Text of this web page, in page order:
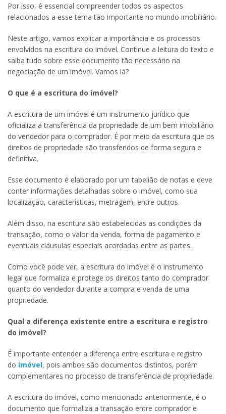
Por isso, é essencial compreender todos os aspectos
relacionados a esse tema tão importante no mundo imobiliário.
Neste artigo, vamos explicar a importância e os processos
envolvidos na escritura do imóvel. Continue a leitura do texto e
saiba tudo sobre esse documento tão necessário na
negociação de um imóvel. Vamos lá?
O que é a escritura do imóvel?
A escritura de um imóvel é um instrumento jurídico que
oficializa a transferência da propriedade de um bem imobiliário
do vendedor para o comprador. É por meio da escritura que os
direitos de propriedade são transferidos de forma segura e
definitiva.
Esse documento é elaborado por um tabelião de notas e deve
conter informações detalhadas sobre o imóvel, como sua
localização, características, metragem, entre outros.
Além disso, na escritura são estabelecidas as condições da
transação, como o valor da venda, forma de pagamento e
eventuais cláusulas especiais acordadas entre as partes.
Como você pode ver, a escritura do imóvel é o instrumento
legal que formaliza e protege os direitos tanto do comprador
quanto do vendedor durante a compra e venda de uma
propriedade.
Qual a diferença existente entre a escritura e registro
do imóvel?
É importante entender a diferença entre escritura e registro
do imóvel, pois ambos são documentos distintos, porém
complementares no processo de transferência de propriedade.
A escritura do imóvel, como mencionado anteriormente, é o
documento que formaliza a transação entre comprador e